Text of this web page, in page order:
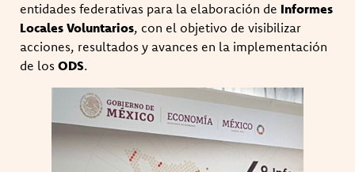
entidades federativas para la elaboración de Informes
Locales Voluntarios, con el objetivo de visibilizar
acciones, resultados y avances en la implementación
de los ODS.